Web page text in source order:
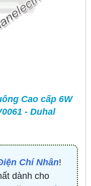
Cao cấp 6W
- Duhal
Chí Nhân!
dành cho